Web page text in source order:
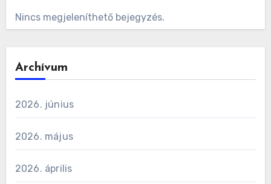
Nincs megjeleníthető bejegyzés.
Archívum
2026. június
2026. május
2026. április